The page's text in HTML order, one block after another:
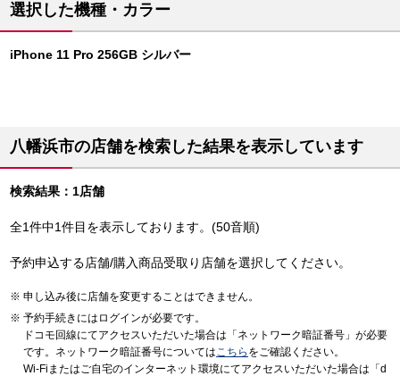
選択した機種・カラー
iPhone 11 Pro 256GB シルバー
八幡浜市の店舗を検索した結果を表示しています
検索結果：1店舗
全1件中1件目を表示しております。(50音順)
予約申込する店舗/購入商品受取り店舗を選択してください。
申し込み後に店舗を変更することはできません。
予約手続きにはログインが必要です。
ドコモ回線にてアクセスいただいた場合は「ネットワーク暗証番号」が必要
です。ネットワーク暗証番号についてはこちら をご確認ください。
Wi-Fiまたはご自宅のインターネット環境にてアクセスいただいた場合は「d